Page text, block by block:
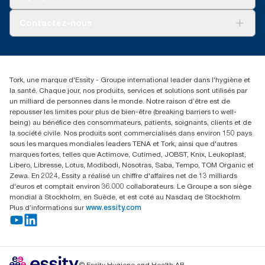
01 85 07 92 00
Tork, une marque d'Essity - Groupe international leader dans l'hygiène et
la santé. Chaque jour, nos produits, services et solutions sont utilisés par
un milliard de personnes dans le monde. Notre raison d’être est de
repousser les limites pour plus de bien-être (breaking barriers to well-
being) au bénéfice des consommateurs, patients, soignants, clients et de
la société civile. Nos produits sont commercialisés dans environ 150 pays
sous les marques mondiales leaders TENA et Tork, ainsi que d'autres
marques fortes, telles que Actimove, Cutimed, JOBST, Knix, Leukoplast,
Libero, Libresse, Lotus, Modibodi, Nosotras, Saba, Tempo, TOM Organic et
Zewa. En 2024, Essity a réalisé un chiffre d'affaires net de 13 milliards
d'euros et comptait environ 36.000 collaborateurs. Le Groupe a son siège
mondial à Stockholm, en Suède, et est coté au Nasdaq de Stockholm.
Plus d’informations sur www.essity.com